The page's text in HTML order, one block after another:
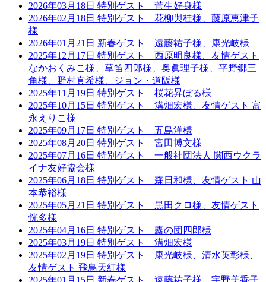
2026年03月18日 特別ゲスト 菅生好身様
2026年02月18日 特別ゲスト 花柳與桂様、藤原恵津子
様
2026年01月21日 新春ゲスト 遠藤祐子様、康光岐様
2025年12月17日 特別ゲスト 西原明良様、友情ゲスト
なかおくみこ様、草笛四郎様、奥眞理子様、平野郷三
角様、野村真希様、ジョン・道阪様
2025年11月19日 特別ゲスト 桜花昇ぼる様
2025年10月15日 特別ゲスト 溝畑宏様、友情ゲスト 富
永えりこ様
2025年09月17日 特別ゲスト 五島洋様
2025年08月20日 特別ゲスト 宮田博文様
2025年07月16日 特別ゲスト 一般社団法人 関西ウクラ
イナ友好協会様
2025年06月18日 特別ゲスト 森日和様、友情ゲスト 山
本恭裕様
2025年05月21日 特別ゲスト 黒田クロ様、友情ゲスト
恍多様
2025年04月16日 特別ゲスト 露の団四郎様
2025年03月19日 特別ゲスト 溝畑宏様
2025年02月19日 特別ゲスト 康光岐様、清水英彰様、
友情ゲスト 飛鳥天紅様